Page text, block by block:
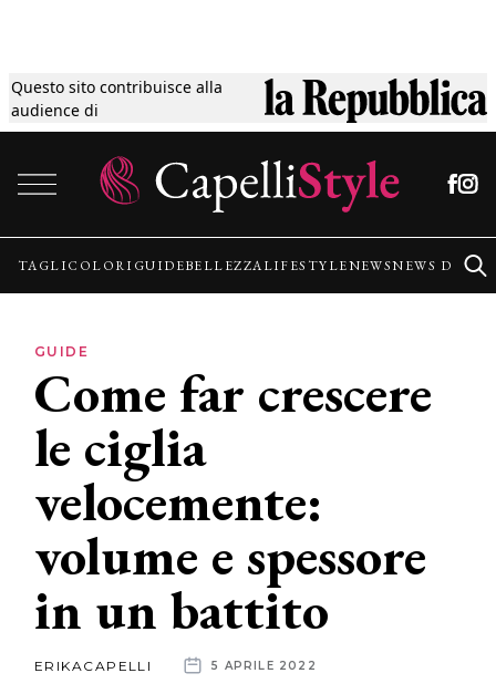
Questo sito contribuisce alla
audience di
Tagli
Colori
Guide
Lifestyle
News
News
dalle
aziende
TAGLICOLORI GUIDEBELLEZZALIFESTYLENEWSNEWS
GUIDE
Come far crescere
le ciglia
velocemente:
volume e spessore
in un battito
ERIKACAPELLI 5 APRILE 2022